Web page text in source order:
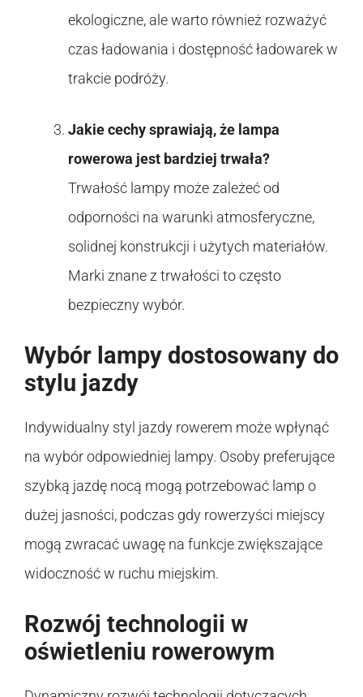
ekologiczne, ale warto również rozważyć
czas ładowania i dostępność ładowarek w
trakcie podróży.
Jakie cechy sprawiają, że lampa
rowerowa jest bardziej trwała?
Trwałość lampy może zależeć od
odporności na warunki atmosferyczne,
solidnej konstrukcji i użytych materiałów.
Marki znane z trwałości to często
bezpieczny wybór.
Wybór lampy dostosowany do
stylu jazdy
Indywidualny styl jazdy rowerem może wpłynąć
na wybór odpowiedniej lampy. Osoby preferujące
szybką jazdę nocą mogą potrzebować lamp o
dużej jasności, podczas gdy rowerzyści miejscy
mogą zwracać uwagę na funkcje zwiększające
widoczność w ruchu miejskim.
Rozwój technologii w
oświetleniu rowerowym